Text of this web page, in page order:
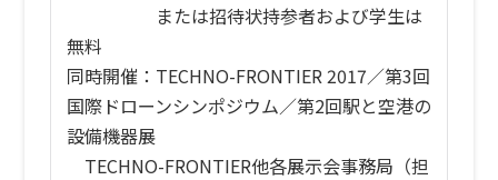
または招待状持参者および学生は
無料
同時開催：TECHNO-FRONTIER 2017／第3回
国際ドローンシンポジウム／第2回駅と空港の
設備機器展
TECHNO-FRONTIER他各展示会事務局（担